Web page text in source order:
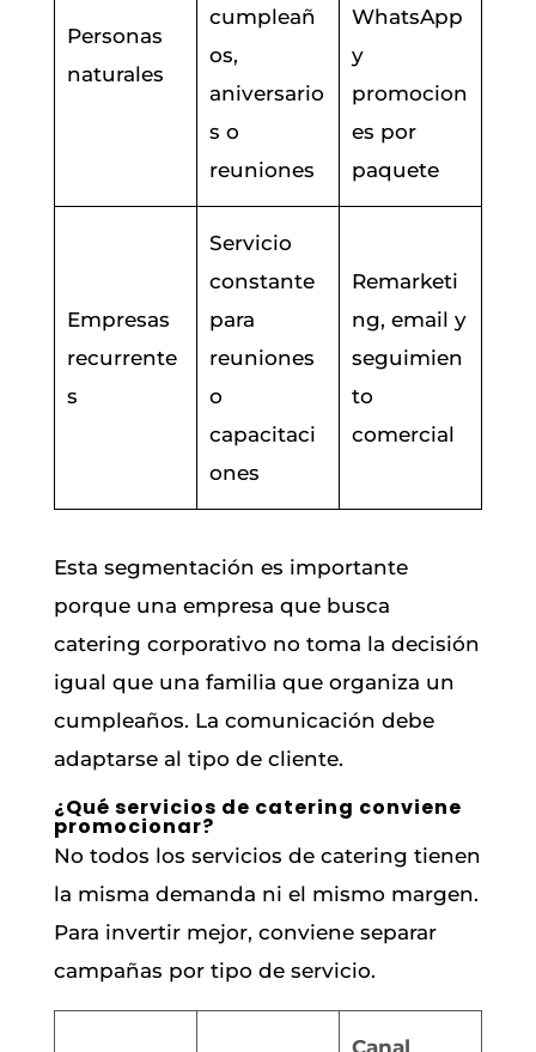
Personas
naturales
cumpleañ
os,
aniversario
s o
reuniones
WhatsApp
y
promocion
es por
paquete
Empresas
recurrente
s
Servicio
constante
para
reuniones
o
capacitaci
ones
Remarketi
ng, email y
seguimien
to
comercial
Esta segmentación es importante
porque una empresa que busca
catering corporativo no toma la decisión
igual que una familia que organiza un
cumpleaños. La comunicación debe
adaptarse al tipo de cliente.
¿Qué servicios de catering conviene
promocionar?
No todos los servicios de catering tienen
la misma demanda ni el mismo margen.
Para invertir mejor, conviene separar
campañas por tipo de servicio.
Canal